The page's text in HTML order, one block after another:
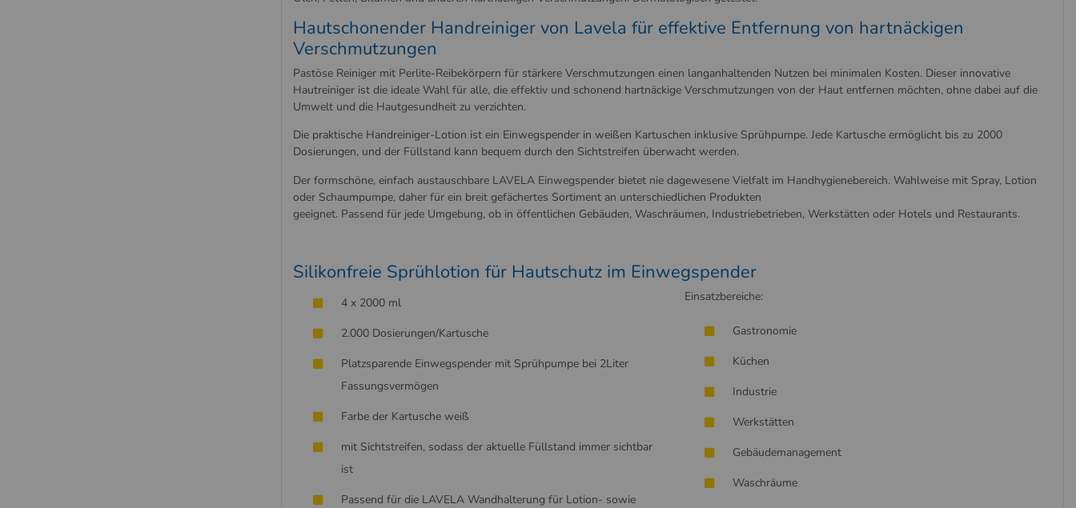
Hautschonender Handreiniger von Lavela für effektive Entfernung von hartnäckigen
Verschmutzungen
Pastöse Reiniger mit Perlite-Reibekörpern für stärkere Verschmutzungen einen langanhaltenden Nutzen bei minimalen Kosten. Dieser innovative
Hautreiniger ist die ideale Wahl für alle, die effektiv und schonend hartnäckige Verschmutzungen von der Haut entfernen möchten, ohne dabei auf die
Umwelt und die Hautgesundheit zu verzichten.
Die praktische Handreiniger-Lotion ist ein Einwegspender in weißen Kartuschen inklusive Sprühpumpe. Jede Kartusche ermöglicht bis zu 2000
Dosierungen, und der Füllstand kann bequem durch den Sichtstreifen überwacht werden.
Der formschöne, einfach austauschbare LAVELA Einwegspender bietet nie dagewesene Vielfalt im Handhygienebereich. Wahlweise mit Spray, Lotion
oder Schaumpumpe, daher für ein breit gefächertes Sortiment an unterschiedlichen Produkten
geeignet. Passend für jede Umgebung, ob in öffentlichen Gebäuden, Waschräumen, Industriebetrieben, Werkstätten oder Hotels und Restaurants.
Silikonfreie Sprühlotion für Hautschutz im Einwegspender
4 x 2000 ml
2.000 Dosierungen/Kartusche
Platzsparende Einwegspender mit Sprühpumpe bei 2Liter
Fassungsvermögen
Farbe der Kartusche weiß
mit Sichtstreifen, sodass der aktuelle Füllstand immer sichtbar
ist
Passend für die LAVELA Wandhalterung für Lotion- sowie
Einsatzbereiche:
Gastronomie
Küchen
Industrie
Werkstätten
Gebäudemanagement
Waschräume